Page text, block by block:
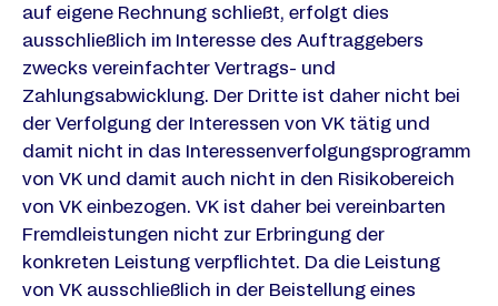
auf eigene Rechnung schließt, erfolgt dies
ausschließlich im Interesse des Auftraggebers
zwecks vereinfachter Vertrags- und
Zahlungsabwicklung. Der Dritte ist daher nicht bei
der Verfolgung der Interessen von VK tätig und
damit nicht in das Interessenverfolgungsprogramm
von VK und damit auch nicht in den Risikobereich
von VK einbezogen. VK ist daher bei vereinbarten
Fremdleistungen nicht zur Erbringung der
konkreten Leistung verpflichtet. Da die Leistung
von VK ausschließlich in der Beistellung eines